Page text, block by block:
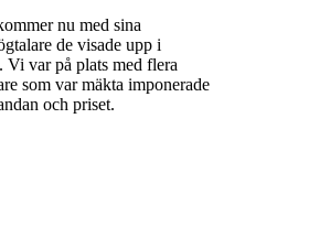
nu med sina
de visade upp i
Vi var på plats med flera
som var mäkta imponerade
och priset.